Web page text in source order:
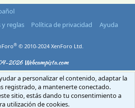
y reglas Política de privacidad
Ayuda
® © 2010-2024 XenForo Ltd.
2026 Webcampista.com
Menú profesionales
Política de cookies
a personalizar el contenido, adaptar la
registrado, a mantenerte conectado.
sitio, estás dando tu consentimiento a
utilización de cookies.